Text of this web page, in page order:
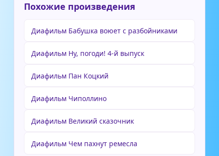
Похожие произведения
Диафильм Бабушка воюет с разбойниками
Диафильм Ну, погоди! 4-й выпуск
Диафильм Пан Коцкий
Диафильм Чиполлино
Диафильм Великий сказочник
Диафильм Чем пахнут ремесла